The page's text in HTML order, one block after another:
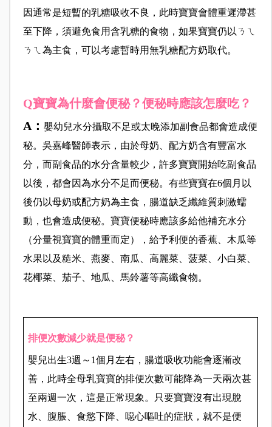
因通常是短暫的乳糖吸收不良，此時寶寶會體重遲滯甚
至下降，須避免食用含乳糖的食物，如果寶寶仍以ㄋㄟ
ㄋㄟ為主食，可以考慮暫時用無乳糖配方奶取代。
Q寶寶為什麼會便秘？便秘時應該怎麼吃？
A： 嬰幼兒水分攝取不足或太晚添加副食品都會造成便
秘。吳嘉峰醫師表示，由於母奶、配方奶含有豐富水
分，而副食品的水分含量較少，許多寶寶開始吃副食品
以後，都會因為水分不足而便秘。有些寶寶在6個月以
後仍以母奶或配方奶為主食，腸道缺乏纖維質刺激蠕
動，也會造成便秘。寶寶便秘時應該多給他補充水分
（分量視寶寶的體重而定），給予利便的香蕉、木瓜等
水果以及糙米、燕麥、南瓜、高麗菜、菠菜、小白菜、
花椰菜、茄子、地瓜、馬鈴薯等高纖食物。
排便次數減少就是便秘？
嬰兒出生3週～1個月左右，腸道吸收功能會逐漸改
善，此時全母乳寶寶的排便次數可能降為一天兩次甚
至兩週一次，這是正常現象。只要寶寶沒有出現脫
水、腹脹、食慾下降、噁心嘔吐的症狀，就不是便